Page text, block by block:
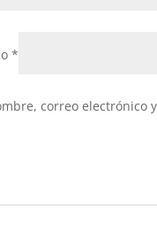
*
correo electrónico